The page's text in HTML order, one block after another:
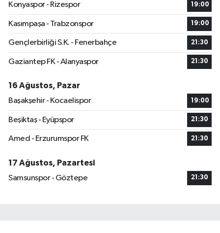
Konyaspor - Rizespor
19:00
Kasımpaşa - Trabzonspor 19:00
Gençlerbirliği S.K. - Fenerbahçe 21:30
Gaziantep FK - Alanyaspor 21:30
16 Ağustos, Pazar
Başakşehir - Kocaelispor
19:00
Beşiktaş - Eyüpspor 21:30
Amed - Erzurumspor FK 21:30
17 Ağustos, Pazartesi
Samsunspor - Göztepe
21:30